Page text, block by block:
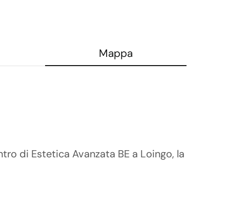
Mappa
di Estetica Avanzata BE a Loingo, la